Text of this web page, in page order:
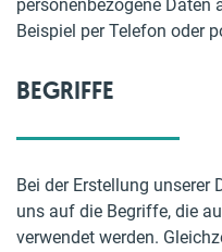
personenbezogene Daten
Beispiel per Telefon oder
BEGRIFFE
Bei der Erstellung
uns auf die Begriffe, die
verwendet werden.